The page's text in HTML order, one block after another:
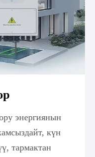
энергиянын
күн
тармактан